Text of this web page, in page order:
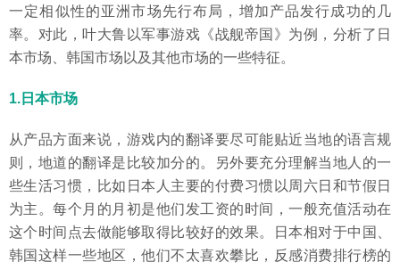
一定相似性的亚洲市场先行布局，增加产品发行成功的几
率。对此，叶大鲁以军事游戏《战舰帝国》为例，分析了日
本市场、韩国市场以及其他市场的一些特征。
1.日本市场
从产品方面来说，游戏内的翻译要尽可能贴近当地的语言规
则，地道的翻译是比较加分的。另外要充分理解当地人的一
些生活习惯，比如日本人主要的付费习惯以周六日和节假日
为主。每个月的月初是他们发工资的时间，一般充值活动在
这个时间点去做能够取得比较好的效果。日本相对于中国、
韩国这样一些地区，他们不太喜欢攀比，反感消费排行榜的